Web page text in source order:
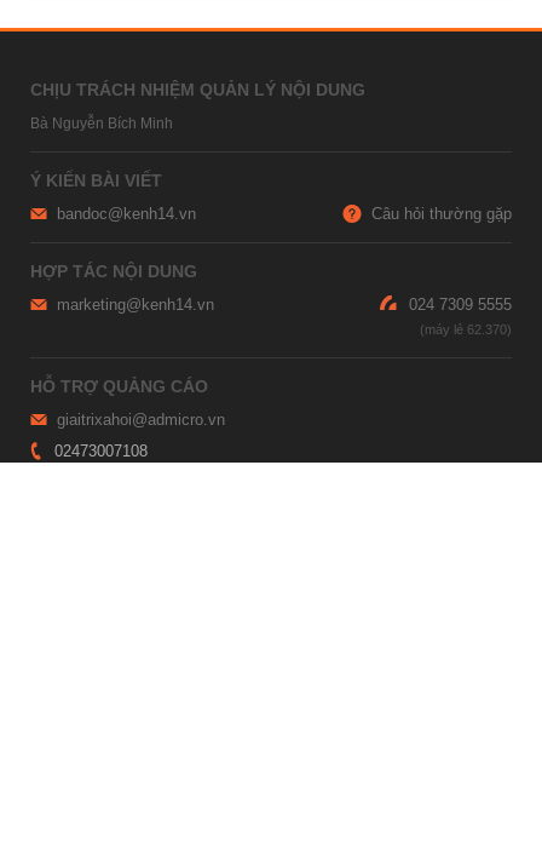
CHỊU TRÁCH NHIỆM QUẢN LÝ NỘI DUNG
Bà Nguyễn Bích Minh
Ý KIẾN BÀI VIẾT
bandoc@kenh14.vn Câu hỏi thường gặp
HỢP TÁC NỘI DUNG
marketing@kenh14.vn 024 7309 5555
HỖ TRỢ QUẢNG CÁO
giaitrixahoi@admicro.vn
02473007108